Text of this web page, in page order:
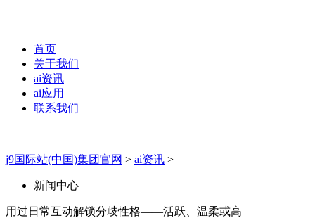
首页
关于我们
ai资讯
ai应用
联系我们
j9国际站(中国)集团官网 > ai资讯 >
新闻中心
用过日常互动解锁分歧性格——活跃、温柔或高